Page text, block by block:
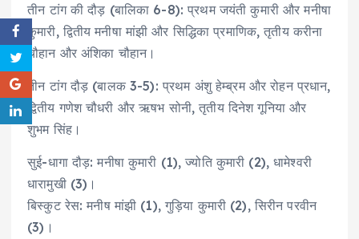
तीन टांग की दौड़ (बालिका 6-8): प्रथम जयंती कुमारी और मनीषा
कुमारी, द्वितीय मनीषा मांझी और सिद्धिका प्रमाणिक, तृतीय करीना
चौहान और अंशिका चौहान।
तीन टांग दौड़ (बालक 3-5): प्रथम अंशु हेम्ब्रम और रोहन प्रधान,
द्वितीय गणेश चौधरी और ऋषभ सोनी, तृतीय दिनेश गूनिया और
शुभम सिंह।
सुई-धागा दौड़: मनीषा कुमारी (1), ज्योति कुमारी (2), धामेश्वरी
धारामुखी (3)।
बिस्कुट रेस: मनीष मांझी (1), गुड़िया कुमारी (2), सिरीन परवीन
(3)।